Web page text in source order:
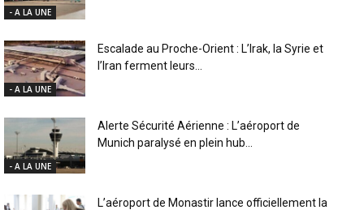
- A LA UNE
- A LA UNE
Escalade au Proche-Orient : L’Irak, la Syrie et
l’Iran ferment leurs...
- A LA UNE
Alerte Sécurité Aérienne : L’aéroport de
Munich paralysé en plein hub...
L’aéroport de Monastir lance officiellement la